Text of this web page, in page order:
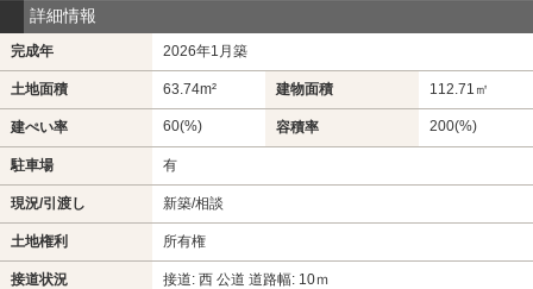
詳細情報
完成年 2026年1月築
土地面積 63.74m² 建物面積 112.71㎡
建ぺい率 60(%) 容積率 200(%)
駐車場 有
現況/引渡し 新築/相談
土地権利 所有権
接道状況 接道: 西 公道 道路幅: 10ｍ